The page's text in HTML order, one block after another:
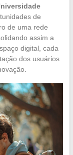
de
de uma rede
assim a
digital, cada
dos usuários